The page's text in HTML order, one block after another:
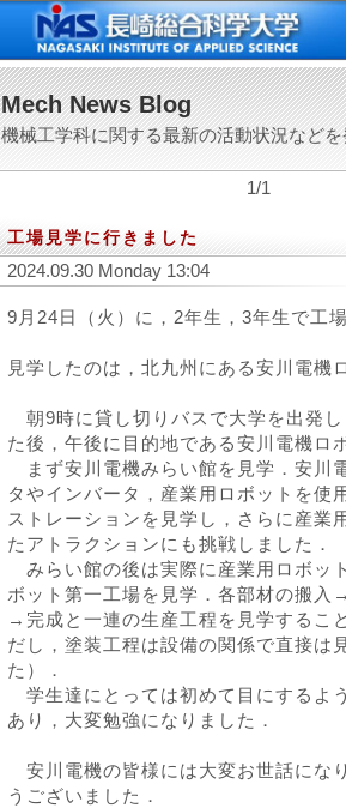
Mech News Blog
機械工学科に関する最新の活動状況など
1/1
工場見学に行きました
2024.09.30 Monday 13:04
9月24日（火）に，2年生，3年生で工
見学したのは，北九州にある安川電機
朝9時に貸し切りバスで大学を出発
た後，午後に目的地である安川電機ロ
まず安川電機みらい館を見学．安川
タやインバータ，産業用ロボットを使
ストレーションを見学し，さらに産業
たアトラクションにも挑戦しました．
みらい館の後は実際に産業用ロボッ
ボット第一工場を見学．各部材の搬
→完成と一連の生産工程を見学するこ
だし，塗装工程は設備の関係で直接は
た）．
学生達にとっては初めて目にするよ
あり，大変勉強になりました．
安川電機の皆様には大変お世話にな
うございました．